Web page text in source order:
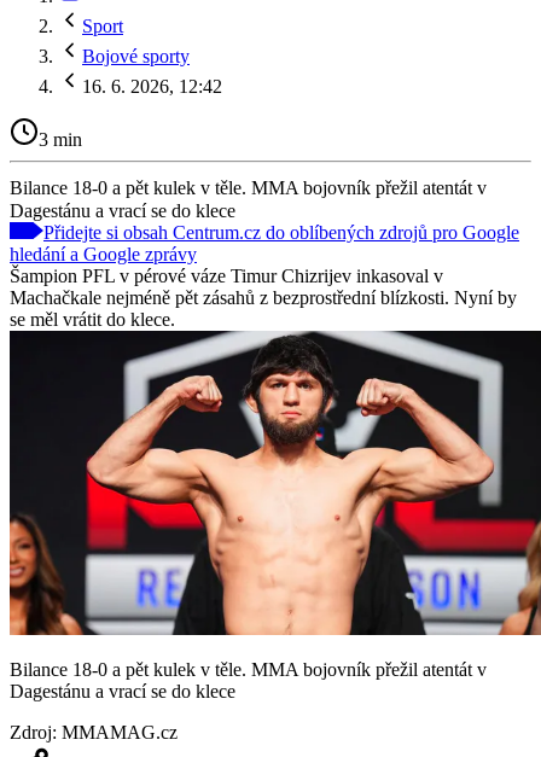
Sport
Bojové sporty
16. 6. 2026, 12:42
3 min
Bilance 18-0 a pět kulek v těle. MMA bojovník přežil atentát v
Dagestánu a vrací se do klece
Přidejte si obsah Centrum.cz do oblíbených zdrojů pro Google
hledání a Google zprávy
Šampion PFL v pérové váze Timur Chizrijev inkasoval v
Machačkale nejméně pět zásahů z bezprostřední blízkosti. Nyní by
se měl vrátit do klece.
Bilance 18-0 a pět kulek v těle. MMA bojovník přežil atentát v
Dagestánu a vrací se do klece
Zdroj: MMAMAG.cz